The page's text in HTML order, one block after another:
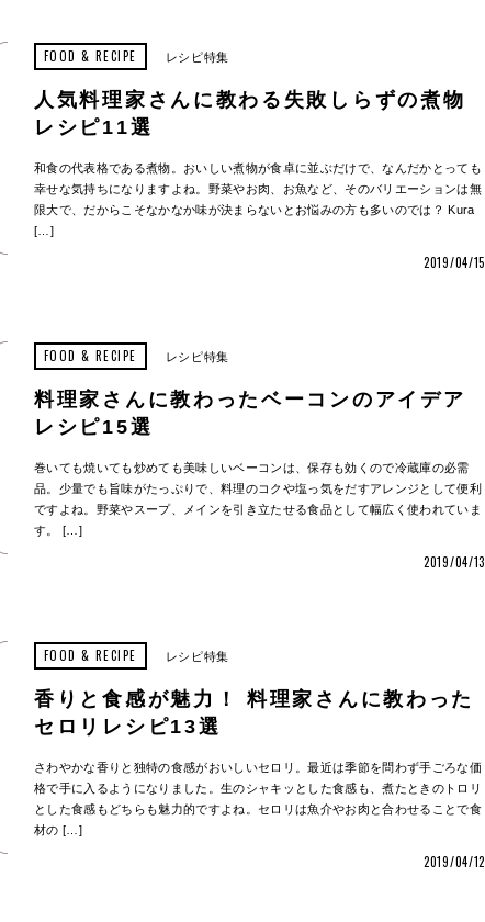
FOOD & RECIPE レシピ特集
人気料理家さんに教わる失敗しらずの煮物
レシピ11選
和食の代表格である煮物。おいしい煮物が食卓に並ぶだけで、なんだかとっても
幸せな気持ちになりますよね。野菜やお肉、お魚など、そのバリエーションは無
限大で、だからこそなかなか味が決まらないとお悩みの方も多いのでは？ Kura
[…]
2019/04/15
FOOD & RECIPE レシピ特集
料理家さんに教わったベーコンのアイデア
レシピ15選
巻いても焼いても炒めても美味しいベーコンは、保存も効くので冷蔵庫の必需
品。少量でも旨味がたっぷりで、料理のコクや塩っ気をだすアレンジとして便利
ですよね。野菜やスープ、メインを引き立たせる食品として幅広く使われていま
す。 […]
2019/04/13
FOOD & RECIPE レシピ特集
香りと食感が魅力！ 料理家さんに教わった
セロリレシピ13選
さわやかな香りと独特の食感がおいしいセロリ。最近は季節を問わず手ごろな価
格で手に入るようになりました。生のシャキッとした食感も、煮たときのトロリ
とした食感もどちらも魅力的ですよね。セロリは魚介やお肉と合わせることで食
材の […]
2019/04/12